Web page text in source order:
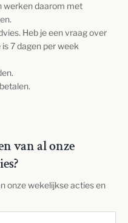
werken daarom met
Heb je een vraag over
7 dagen per week
van al onze
onze wekelijkse acties en